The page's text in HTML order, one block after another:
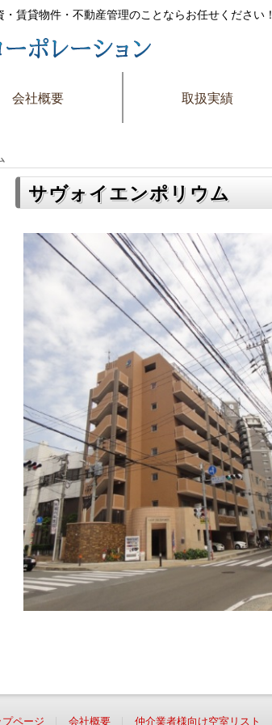
賃貸物件・不動産管理のことならお任せください！
会社概要 取扱実績
サヴォイエンポリウム
プページ 会社概要 仲介業者様向け空室リスト